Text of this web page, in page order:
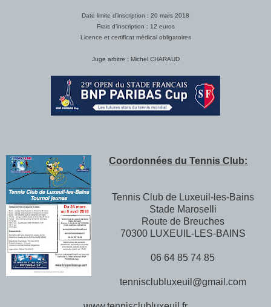
Date limite d’inscription : 20 mars 2018
Frais d’inscription : 12 euros
Licence et certificat médical obligatoires
Juge arbitre : Michel CHARAUD
Coordonnées du Tennis Club:
Tennis Club de Luxeuil-les-Bains
Stade Maroselli
Route de Breuches
70300 LUXEUIL-LES-BAINS
06 64 85 74 85
tennisclubluxeuil@gmail.com